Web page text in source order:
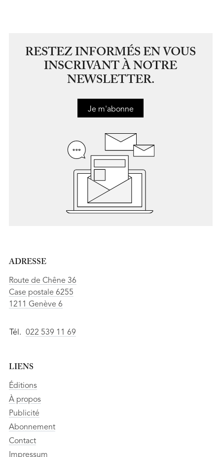
RESTEZ INFORMÉS EN VOUS
INSCRIVANT À NOTRE
NEWSLETTER.
Je m'abonne
ADRESSE
Route de Chêne 36
Case postale 6255
1211 Genève 6
Tél. 022 539 11 69
LIENS
Éditions
À propos
Publicité
Abonnement
Contact
Impressum